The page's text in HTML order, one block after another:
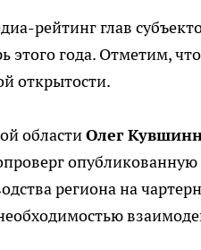
рейтинг глав
года. Отметим,
открытости.
областиОлег
региона на